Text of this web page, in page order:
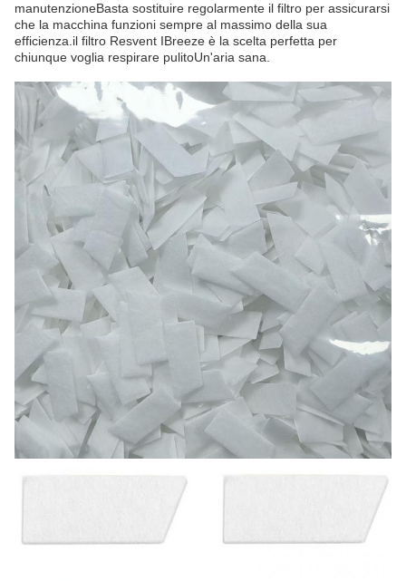
manutenzioneBasta sostituire regolarmente il filtro per assicurarsi
che la macchina funzioni sempre al massimo della sua
efficienza.il filtro Resvent IBreeze è la scelta perfetta per
chiunque voglia respirare pulitoUn'aria sana.